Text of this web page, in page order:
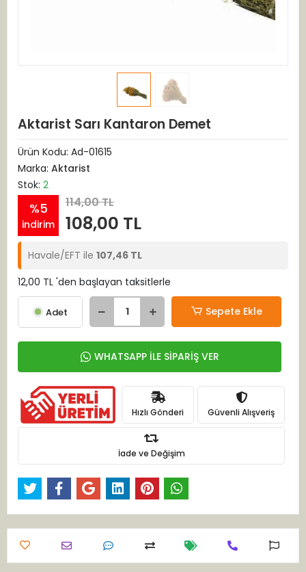
Aktarist Sarı Kantaron Demet
Ürün Kodu: Ad-01615
Marka: Aktarist
Stok: 2
%5
indirim
114,00 TL
108,00 TL
Havale/EFT ile 107,46 TL
12,00 TL 'den başlayan taksitlerle
Adet Sepete Ekle
WHATSAPP İLE SİPARİŞ VER
Hızlı Gönderi Güvenli Alışveriş
İade ve Değişim